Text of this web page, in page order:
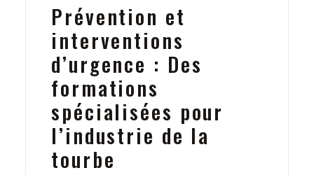
Prévention et
interventions
d’urgence : Des
formations
spécialisées pour
l’industrie de la
tourbe